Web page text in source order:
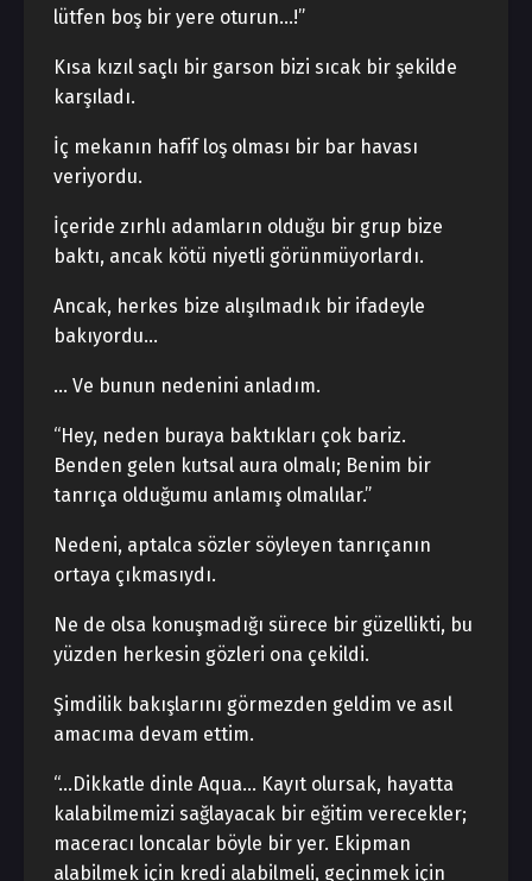
lütfen boş bir yere oturun…!”
Kısa kızıl saçlı bir garson bizi sıcak bir şekilde
karşıladı.
İç mekanın hafif loş olması bir bar havası
veriyordu.
İçeride zırhlı adamların olduğu bir grup bize
baktı, ancak kötü niyetli görünmüyorlardı.
Ancak, herkes bize alışılmadık bir ifadeyle
bakıyordu…
… Ve bunun nedenini anladım.
“Hey, neden buraya baktıkları çok bariz.
Benden gelen kutsal aura olmalı; Benim bir
tanrıça olduğumu anlamış olmalılar.”
Nedeni, aptalca sözler söyleyen tanrıçanın
ortaya çıkmasıydı.
Ne de olsa konuşmadığı sürece bir güzellikti, bu
yüzden herkesin gözleri ona çekildi.
Şimdilik bakışlarını görmezden geldim ve asıl
amacıma devam ettim.
“…Dikkatle dinle Aqua… Kayıt olursak, hayatta
kalabilmemizi sağlayacak bir eğitim verecekler;
maceracı loncalar böyle bir yer. Ekipman
alabilmek için kredi alabilmeli, geçinmek için